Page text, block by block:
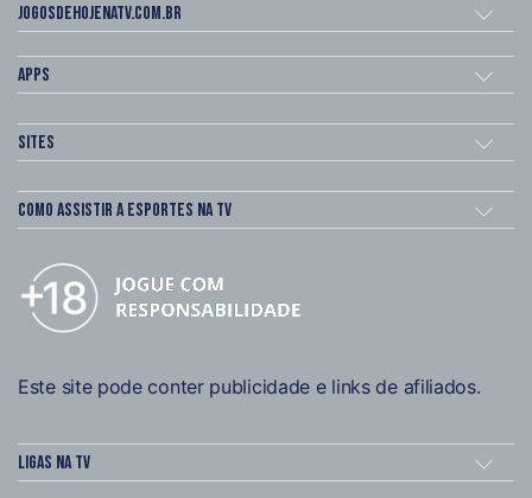
Jogosdehojenatv.com.br
Apps
Sites
Como assistir a esportes na TV
Este site pode conter publicidade e links de afiliados.
Ligas na TV